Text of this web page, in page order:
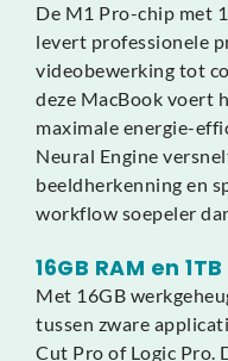
De M1 Pro-chip met
levert professionele
videobewerking tot
deze MacBook voert
maximale energie-
Neural Engine
beeldherkenning en
workflow soepeler
16GB RAM en
Met 16GB
tussen zware
Cut Pro of Logic Pro.